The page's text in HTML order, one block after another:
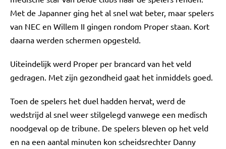
Met de Japanner ging het al snel wat beter, maar spelers
van NEC en Willem II gingen rondom Proper staan. Kort
daarna werden schermen opgesteld.
Uiteindelijk werd Proper per brancard van het veld
gedragen. Met zijn gezondheid gaat het inmiddels goed.
Toen de spelers het duel hadden hervat, werd de
wedstrijd al snel weer stilgelegd vanwege een medisch
noodgeval op de tribune. De spelers bleven op het veld
en na een aantal minuten kon scheidsrechter Danny